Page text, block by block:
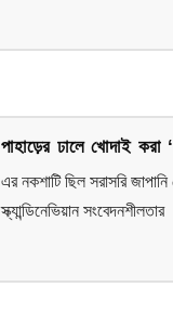
পাহাড়ের ঢালে খোদাই
এর নকশাটি ছিল সরাসরি
স্ক্যান্ডিনেভিয়ান সংবেদনশীলতার